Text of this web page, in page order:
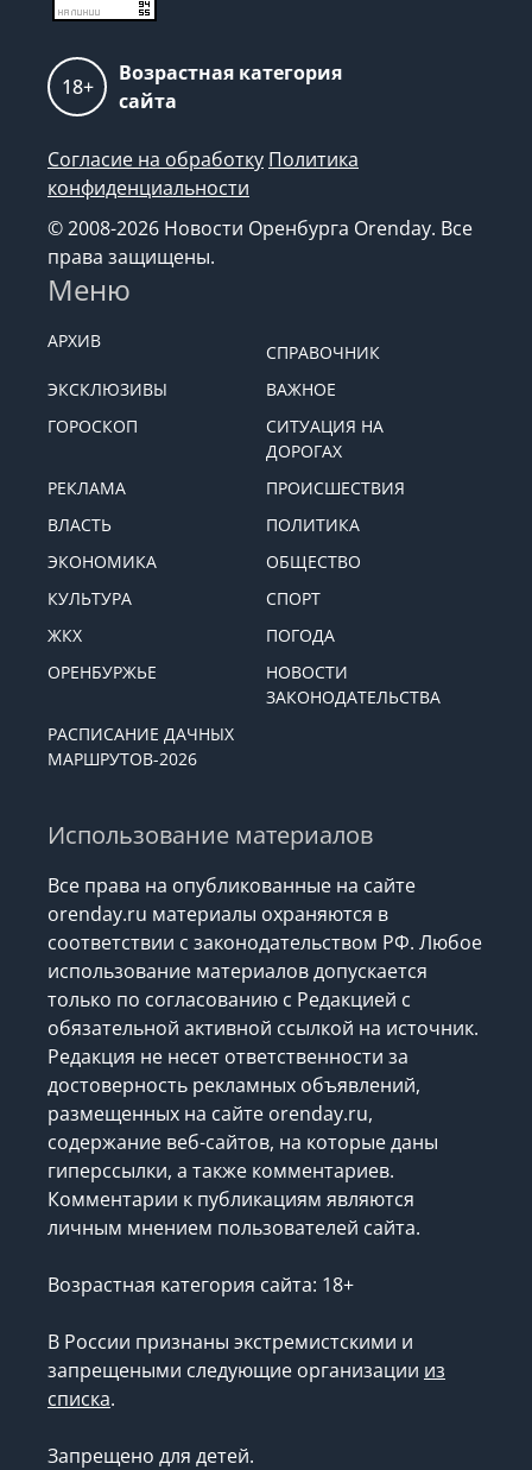
18+
Возрастная категория
сайта
Согласие на обработку Политика
конфиденциальности
© 2008-2026 Новости Оренбурга Orenday. Все
права защищены.
Меню
АРХИВ
СПРАВОЧНИК
ЭКСКЛЮЗИВЫ
ВАЖНОЕ
ГОРОСКОП
СИТУАЦИЯ НА
ДОРОГАХ
РЕКЛАМА
ПРОИСШЕСТВИЯ
ВЛАСТЬ
ПОЛИТИКА
ЭКОНОМИКА
ОБЩЕСТВО
КУЛЬТУРА
СПОРТ
ЖКХ
ПОГОДА
ОРЕНБУРЖЬЕ
НОВОСТИ
ЗАКОНОДАТЕЛЬСТВА
РАСПИСАНИЕ ДАЧНЫХ
МАРШРУТОВ-2026
Использование материалов
Все права на опубликованные на сайте
orenday.ru материалы охраняются в
соответствии с законодательством РФ. Любое
использование материалов допускается
только по согласованию с Редакцией с
обязательной активной ссылкой на источник.
Редакция не несет ответственности за
достоверность рекламных объявлений,
размещенных на сайте orenday.ru,
содержание веб-сайтов, на которые даны
гиперссылки, а также комментариев.
Комментарии к публикациям являются
личным мнением пользователей сайта.
Возрастная категория сайта: 18+
В России признаны экстремистскими и
запрещеными следующие организации из
списка.
Запрещено для детей.